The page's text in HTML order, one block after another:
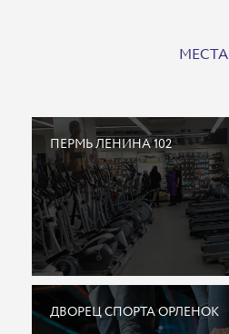
МЕСТА
ПЕРМЬ ЛЕНИНА 102
ДВОРЕЦ СПОРТА ОРЛЕНОК